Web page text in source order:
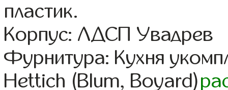
пластик.
Корпус: ЛДСП Увадрев
Фурнитура: Кухня
Hettich (Blum, Boyard)